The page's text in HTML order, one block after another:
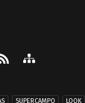
SUPERCAMPO LOOK